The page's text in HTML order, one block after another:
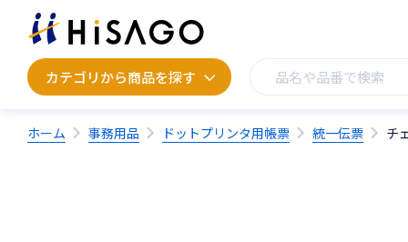
カテゴリから商品を探す
カテゴリから商品を探す
ホーム 事務用品 ドットプリンタ用帳票 統一伝票 チ